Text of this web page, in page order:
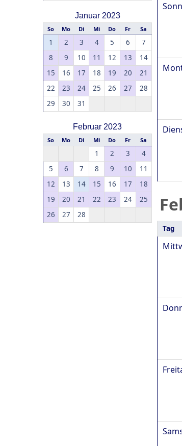
Januar 2023
So Mo Di Mi Do Fr Sa
1 2 3 4 5 6
7
8
9 10 11 12 13
14
15
16 17 18 19 20
21
22
23 24 25 26 27
28
29
30 31
Februar 2023
So Mo Di Mi Do Fr Sa
1 2 3
4
5
6 7 8 9 10
11
12
13 14 15 16 17
18
19
20 21 22 23 24
25
26
27 28
Tag